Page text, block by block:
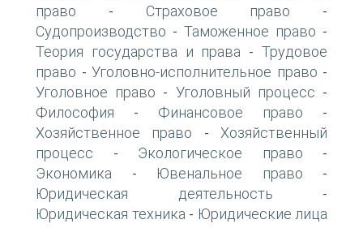
право - Страховое право -
Судопроизводство - Таможенное право -
Теория государства и права -Трудовое
право - Уголовно-исполнительное право -
Уголовное право - Уголовный процесс -
Философия - Финансовое право -
Хозяйственное право - Хозяйственный
процесс - Экологическое право -
Экономика - Ювенальное право -
Юридическая деятельность -
Юридическая техника - Юридические лица